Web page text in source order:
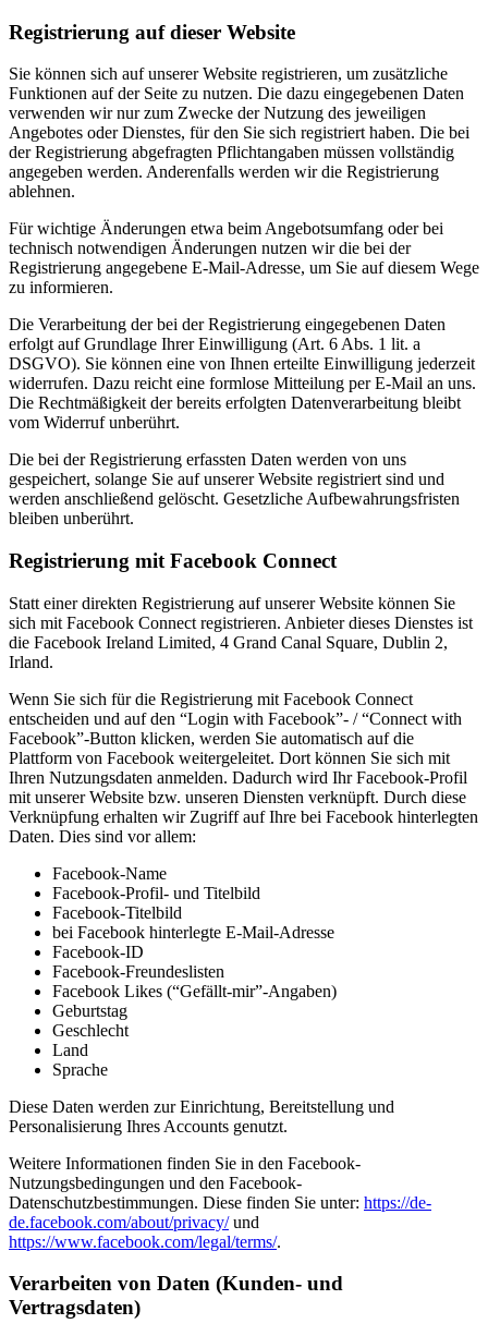
Registrierung auf dieser Website
Sie können sich auf unserer Website registrieren, um zusätzliche
Funktionen auf der Seite zu nutzen. Die dazu eingegebenen Daten
verwenden wir nur zum Zwecke der Nutzung des jeweiligen
Angebotes oder Dienstes, für den Sie sich registriert haben. Die bei
der Registrierung abgefragten Pflichtangaben müssen vollständig
angegeben werden. Anderenfalls werden wir die Registrierung
ablehnen.
Für wichtige Änderungen etwa beim Angebotsumfang oder bei
technisch notwendigen Änderungen nutzen wir die bei der
Registrierung angegebene E-Mail-Adresse, um Sie auf diesem Wege
zu informieren.
Die Verarbeitung der bei der Registrierung eingegebenen Daten
erfolgt auf Grundlage Ihrer Einwilligung (Art. 6 Abs. 1 lit. a
DSGVO). Sie können eine von Ihnen erteilte Einwilligung jederzeit
widerrufen. Dazu reicht eine formlose Mitteilung per E-Mail an uns.
Die Rechtmäßigkeit der bereits erfolgten Datenverarbeitung bleibt
vom Widerruf unberührt.
Die bei der Registrierung erfassten Daten werden von uns
gespeichert, solange Sie auf unserer Website registriert sind und
werden anschließend gelöscht. Gesetzliche Aufbewahrungsfristen
bleiben unberührt.
Registrierung mit Facebook Connect
Statt einer direkten Registrierung auf unserer Website können Sie
sich mit Facebook Connect registrieren. Anbieter dieses Dienstes ist
die Facebook Ireland Limited, 4 Grand Canal Square, Dublin 2,
Irland.
Wenn Sie sich für die Registrierung mit Facebook Connect
entscheiden und auf den “Login with Facebook”- / “Connect with
Facebook”-Button klicken, werden Sie automatisch auf die
Plattform von Facebook weitergeleitet. Dort können Sie sich mit
Ihren Nutzungsdaten anmelden. Dadurch wird Ihr Facebook-Profil
mit unserer Website bzw. unseren Diensten verknüpft. Durch diese
Verknüpfung erhalten wir Zugriff auf Ihre bei Facebook hinterlegten
Daten. Dies sind vor allem:
Facebook-Name
Facebook-Profil- und Titelbild
Facebook-Titelbild
bei Facebook hinterlegte E-Mail-Adresse
Facebook-ID
Facebook-Freundeslisten
Facebook Likes (“Gefällt-mir”-Angaben)
Geburtstag
Geschlecht
Land
Sprache
Diese Daten werden zur Einrichtung, Bereitstellung und
Personalisierung Ihres Accounts genutzt.
Weitere Informationen finden Sie in den Facebook-
Nutzungsbedingungen und den Facebook-
Datenschutzbestimmungen. Diese finden Sie unter: https://de-
de.facebook.com/about/privacy/und
https://www.facebook.com/legal/terms/.
Verarbeiten von Daten (Kunden- und
Vertragsdaten)